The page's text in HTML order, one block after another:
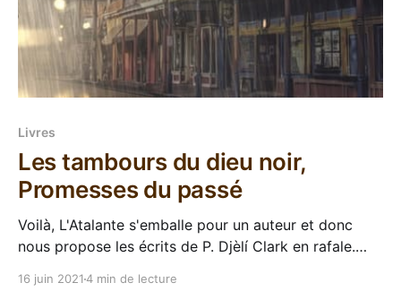
Livres
Les tambours du dieu noir,
Promesses du passé
Voilà, L'Atalante s'emballe pour un auteur et donc
nous propose les écrits de P. Djèlí Clark en rafale.
du dieu noir (suivi de l'étrange affaire du djinn du
16 juin 20214 min de lecture